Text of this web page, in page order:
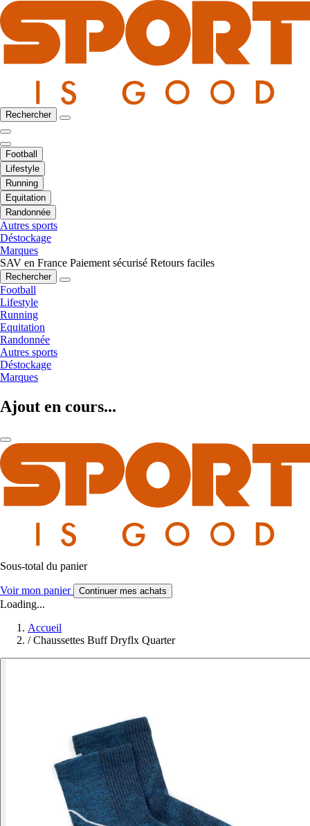
Rechercher
Football
Lifestyle
Running
Equitation
Randonnée
Autres sports
Déstockage
Marques
SAV en France Paiement sécurisé Retours faciles
Rechercher
Football
Lifestyle
Running
Equitation
Randonnée
Autres sports
Déstockage
Marques
Ajout en cours...
Sous-total du panier
Voir mon panier Continuer mes achats
Loading...
Accueil
/ Chaussettes Buff Dryflx Quarter